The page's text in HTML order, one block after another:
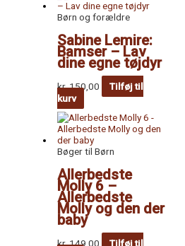
Børn og forældre
Sabine Lemire:
Bamser – Lav
dine egne tøjdyr
kr.150,00
Tilføj til
kurv
Bøger til Børn
Allerbedste
Molly 6 –
Allerbedste
Molly og den der
baby
kr.149,00
Tilføj til